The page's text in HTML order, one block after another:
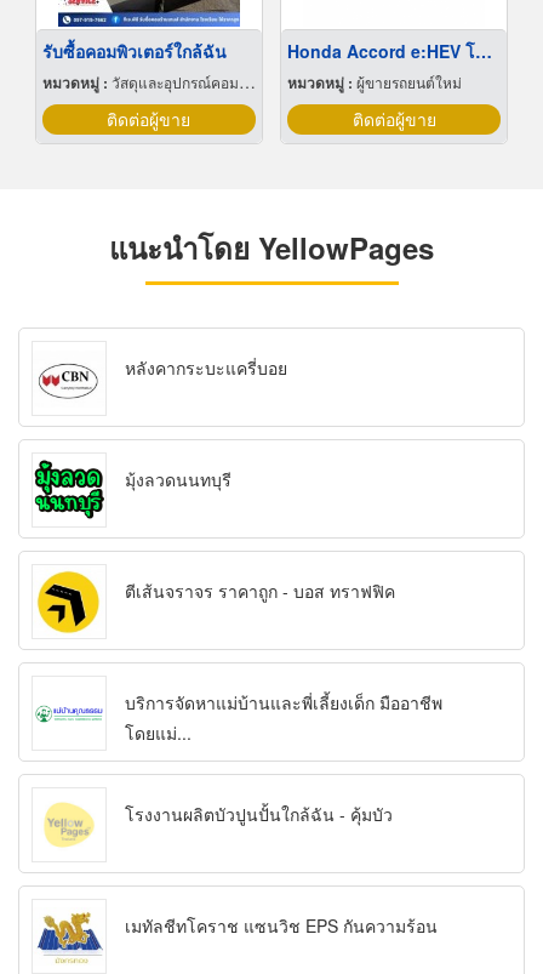
รับซื้อคอมพิวเตอร์ใกล้ฉัน
หมวดหมู่ : วัสดุและอุปกรณ์คอมพิวเตอร์
ติดต่อผู้ขาย
Honda Accord e:HEV โปรโมชั่น
หมวดหมู่ : ผู้ขายรถยนต์ใหม่
ติดต่อผู้ขาย
แนะนำโดย YellowPages
หลังคากระบะแครี่บอย
มุ้งลวดนนทบุรี
ตีเส้นจราจร ราคาถูก - บอส ทราฟฟิค
บริการจัดหาแม่บ้านและพี่เลี้ยงเด็ก มืออาชีพ
โดยแม่...
โรงงานผลิตบัวปูนปั้นใกล้ฉัน - คุ้มบัว
เมทัลชีทโคราช แซนวิช EPS กันความร้อน